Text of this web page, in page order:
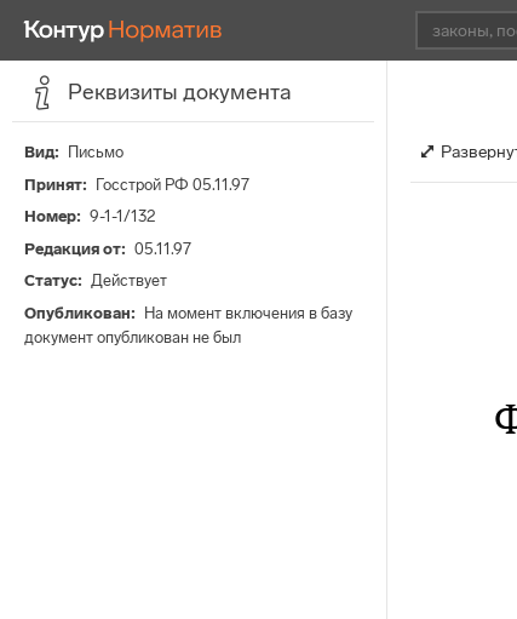
Реквизиты документа
Вид
Письмо
Принят
Госстрой РФ 05.11.97
Номер
9-1-1/132
Редакция от
05.11.97
Статус
Действует
Опубликован
На момент включения в базу
документ опубликован не был